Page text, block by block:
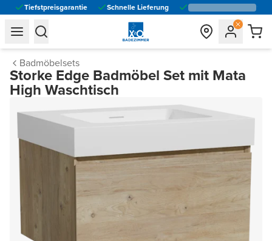
Tiefstpreisgarantie Schnelle Lieferung
general.navigation.toggle_menu.label
general.navigation.toggle_menu.label
Badmöbelsets
Storke Edge Badmöbel Set mit Mata
High Waschtisch